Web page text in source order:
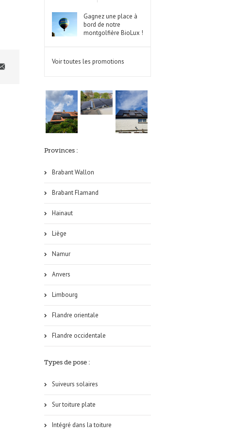
Gagnez une place à
bord de notre
montgolfière BioLux !
Voir toutes les promotions
Provinces :
Brabant Wallon
Brabant Flamand
Hainaut
Liège
Namur
Anvers
Limbourg
Flandre orientale
Flandre occidentale
Types de pose :
Suiveurs solaires
Sur toiture plate
Intégré dans la toiture